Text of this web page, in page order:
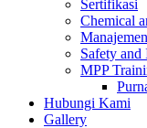
Sertifikasi
Chemical
Safety and
MPP
Hubungi Kami
Gallery